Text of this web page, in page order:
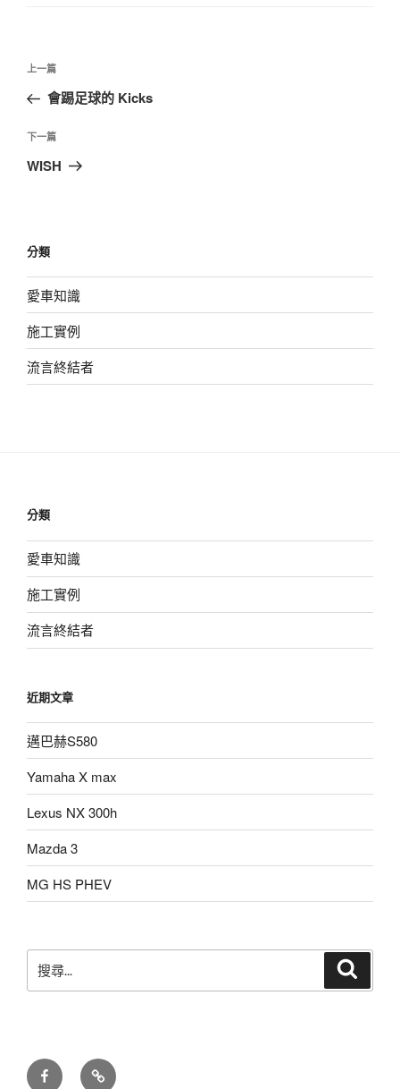
文
導
覽
上
一
文
章
上一篇
會踢足球的 Kicks
下
一
下一篇
WISH
分類
愛車知識
施工實例
流言終結者
分類
愛車知識
施工實例
流言終結者
近期文章
邁巴赫S580
Yamaha X max
Lexus NX 300h
Mazda 3
MG HS PHEV
尋
facebookLINE